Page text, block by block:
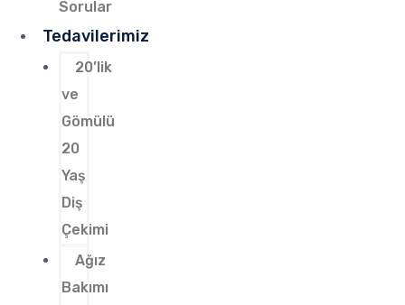
Sorular
Tedavilerimiz
20’lik
ve
Gömülü
20
Yaş
Diş
Çekimi
Ağız
Bakımı